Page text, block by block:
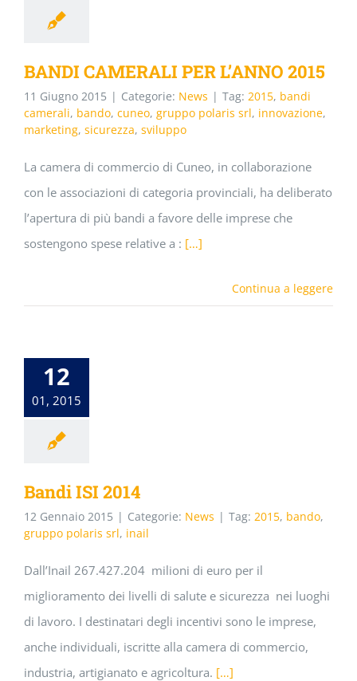
BANDI CAMERALI PER L’ANNO 2015
11 Giugno 2015 | Categorie: News | Tag: 2015, bandi
camerali, bando, cuneo, gruppo polaris srl, innovazione,
marketing, sicurezza, sviluppo
La camera di commercio di Cuneo, in collaborazione
con le associazioni di categoria provinciali, ha deliberato
l’apertura di più bandi a favore delle imprese che
sostengono spese relative a : […]
Continua a leggere
12
01, 2015
Bandi ISI 2014
12 Gennaio 2015 | Categorie: News | Tag: 2015, bando,
gruppo polaris srl, inail
Dall’Inail 267.427.204 milioni di euro per il
miglioramento dei livelli di salute e sicurezza nei luoghi
di lavoro. I destinatari degli incentivi sono le imprese,
anche individuali, iscritte alla camera di commercio,
industria, artigianato e agricoltura. […]